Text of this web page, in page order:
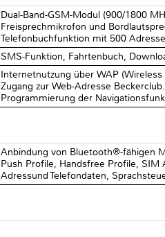
Dual-Band-GSM-Modul (900/1800
Freisprechmikrofon und
Telefonbuchfunktion mit 500
SMS-Funktion, Fahrtenbuch,
Internetnutzung über WAP
Zugang zur Web-Adresse
Programmierung der
Anbindung von Bluetooth®-fähigen
Push Profile, Handsfree Profile,
Adressund Telefondaten,